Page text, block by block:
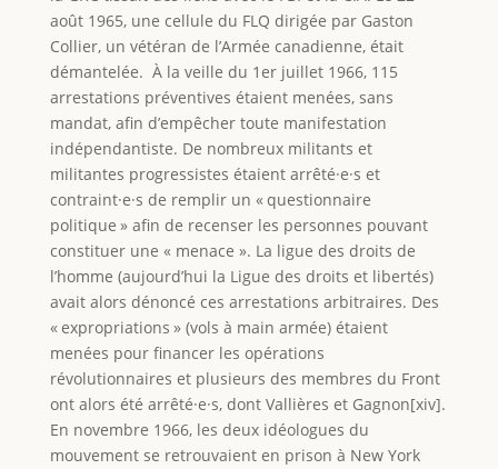
août 1965, une cellule du FLQ dirigée par Gaston
Collier, un vétéran de l’Armée canadienne, était
démantelée. À la veille du 1er juillet 1966, 115
arrestations préventives étaient menées, sans
mandat, afin d’empêcher toute manifestation
indépendantiste. De nombreux militants et
militantes progressistes étaient arrêté·e·s et
contraint·e·s de remplir un « questionnaire
politique » afin de recenser les personnes pouvant
constituer une « menace ». La ligue des droits de
l’homme (aujourd’hui la Ligue des droits et libertés)
avait alors dénoncé ces arrestations arbitraires. Des
« expropriations » (vols à main armée) étaient
menées pour financer les opérations
révolutionnaires et plusieurs des membres du Front
ont alors été arrêté·e·s, dont Vallières et Gagnon[xiv].
En novembre 1966, les deux idéologues du
mouvement se retrouvaient en prison à New York